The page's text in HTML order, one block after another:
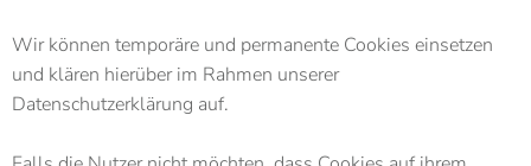
Wir können temporäre und permanente Cookies einsetzen
und klären hierüber im Rahmen unserer
Datenschutzerklärung auf.